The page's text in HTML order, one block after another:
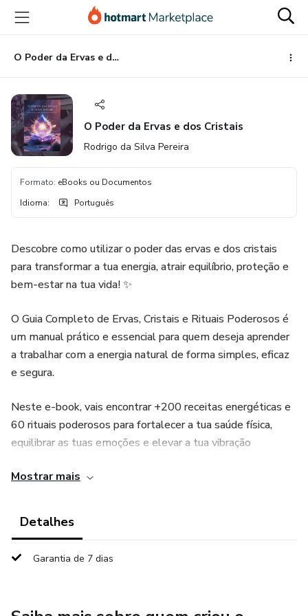
para
conteúdo
principal
para
pagamento
para
rodapé
O Poder da Ervas e dos Cristais
O Poder da Ervas e dos Cristais
Rodrigo da Silva Pereira
Formato: eBooks ou Documentos
Idioma: Português
Descobre como utilizar o poder das ervas e dos cristais
para transformar a tua energia, atrair equilíbrio, proteção e
bem-estar na tua vida! ✨
O Guia Completo de Ervas, Cristais e Rituais Poderosos é
um manual prático e essencial para quem deseja aprender
a trabalhar com a energia natural de forma simples, eficaz
e segura.
Neste e-book, vais encontrar +200 receitas energéticas e
60 rituais poderosos para fortalecer a tua saúde física,
equilibrar as tuas emoções e elevar a tua vibração
✅ Como utilizar ervas e cristais para fortalecer o corpo e a
Mostrar mais
Detalhes
Garantia de 7 dias